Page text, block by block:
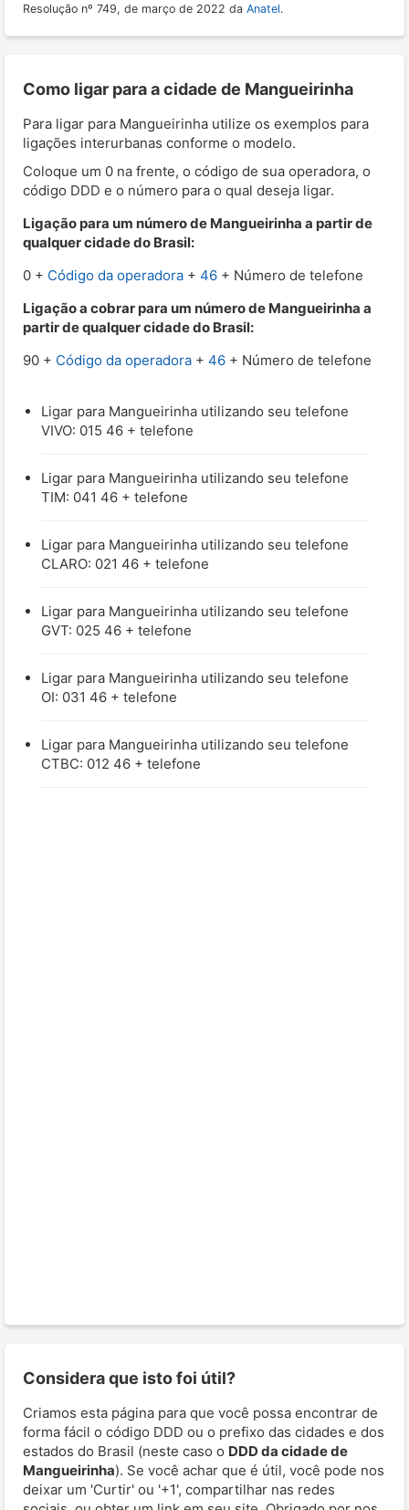
Resolução nº 749, de março de 2022 da Anatel.
Como ligar para a cidade de Mangueirinha
Para ligar para Mangueirinha utilize os exemplos para
ligações interurbanas conforme o modelo.
Coloque um 0 na frente, o código de sua operadora, o
código DDD e o número para o qual deseja ligar.
Ligação para um número de Mangueirinha a partir de
qualquer cidade do Brasil:
0 + Código da operadora + 46 + Número de telefone
Ligação a cobrar para um número de Mangueirinha a
partir de qualquer cidade do Brasil:
90 + Código da operadora + 46 + Número de telefone
Ligar para Mangueirinha utilizando seu telefone
VIVO: 015 46 + telefone
Ligar para Mangueirinha utilizando seu telefone
TIM: 041 46 + telefone
Ligar para Mangueirinha utilizando seu telefone
CLARO: 021 46 + telefone
Ligar para Mangueirinha utilizando seu telefone
GVT: 025 46 + telefone
Ligar para Mangueirinha utilizando seu telefone
OI: 031 46 + telefone
Ligar para Mangueirinha utilizando seu telefone
CTBC: 012 46 + telefone
Considera que isto foi útil?
Criamos esta página para que você possa encontrar de
forma fácil o código DDD ou o prefixo das cidades e dos
estados do Brasil (neste caso o DDD da cidade de
Mangueirinha). Se você achar que é útil, você pode nos
deixar um 'Curtir' ou '+1', compartilhar nas redes